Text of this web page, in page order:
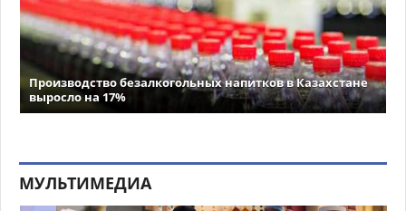
Производство безалкогольных напитков в Казахстане
выросло на 17%
МУЛЬТИМЕДИА